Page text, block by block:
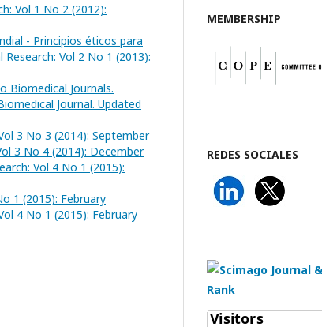
Vol 1 No 2 (2012):
- Principios éticos para
Research: Vol 2 No 1 (2013):
Biomedical Journals.
Journal. Updated
3 No 3 (2014): September
3 No 4 (2014): December
Vol 4 No 1 (2015):
1 (2015): February
4 No 1 (2015): February
MEMBERSHIP
REDES SOCIALES